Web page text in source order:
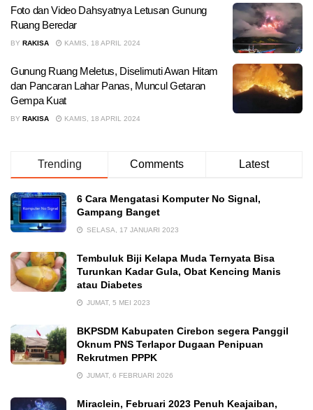
Foto dan Video Dahsyatnya Letusan Gunung
Ruang Beredar
BY RAKISA KAMIS, 18 APRIL 2024
Gunung Ruang Meletus, Diselimuti Awan Hitam
dan Pancaran Lahar Panas, Muncul Getaran
Gempa Kuat
BY RAKISA KAMIS, 18 APRIL 2024
Trending Comments Latest
6 Cara Mengatasi Komputer No Signal,
Gampang Banget
SELASA, 17 JANUARI 2023
Tembuluk Biji Kelapa Muda Ternyata Bisa
Turunkan Kadar Gula, Obat Kencing Manis
atau Diabetes
JUMAT, 5 MEI 2023
BKPSDM Kabupaten Cirebon segera Panggil
Oknum PNS Terlapor Dugaan Penipuan
Rekrutmen PPPK
JUMAT, 6 FEBRUARI 2026
Miraclein, Februari 2023 Penuh Keajaiban,